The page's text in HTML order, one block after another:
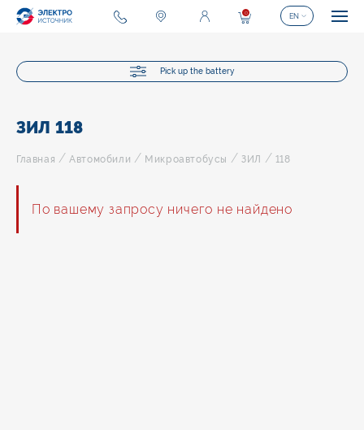
Pick up the battery
ЗИЛ 118
Главная /Автомобили / Микроавтобусы /ЗИЛ / 118
По вашему запросу ничего не найдено
0 EN